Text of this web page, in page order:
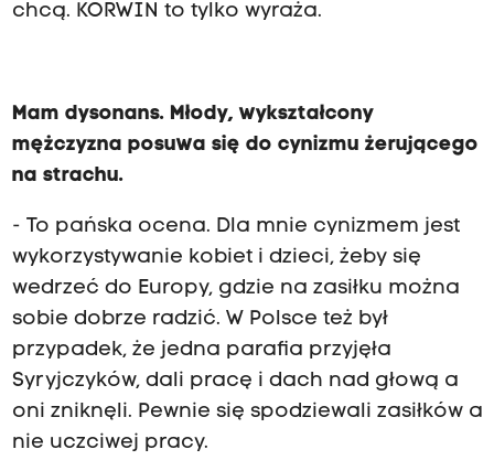
chcą. KORWIN to tylko wyraża.
Mam dysonans. Młody, wykształcony
mężczyzna posuwa się do cynizmu żerującego
na strachu.
- To pańska ocena. Dla mnie cynizmem jest
wykorzystywanie kobiet i dzieci, żeby się
wedrzeć do Europy, gdzie na zasiłku można
sobie dobrze radzić. W Polsce też był
przypadek, że jedna parafia przyjęła
Syryjczyków, dali pracę i dach nad głową a
oni zniknęli. Pewnie się spodziewali zasiłków a
nie uczciwej pracy.